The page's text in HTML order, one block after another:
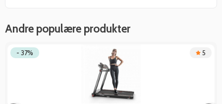
Andre populære produkter
- 37% 5